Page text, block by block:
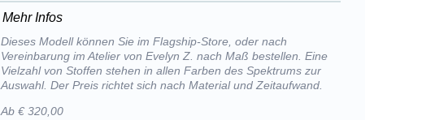
Mehr Infos
Dieses Modell können Sie im Flagship-Store, oder nach
Vereinbarung im Atelier von Evelyn Z. nach Maß bestellen. Eine
Vielzahl von Stoffen stehen in allen Farben des Spektrums zur
Auswahl. Der Preis richtet sich nach Material und Zeitaufwand.
Ab € 320,00